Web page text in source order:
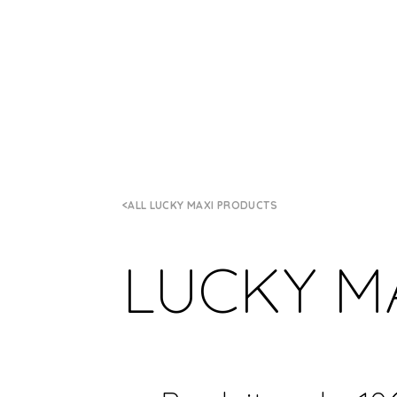
ALL LUCKY MAXI PRODUCTS
LUCKY